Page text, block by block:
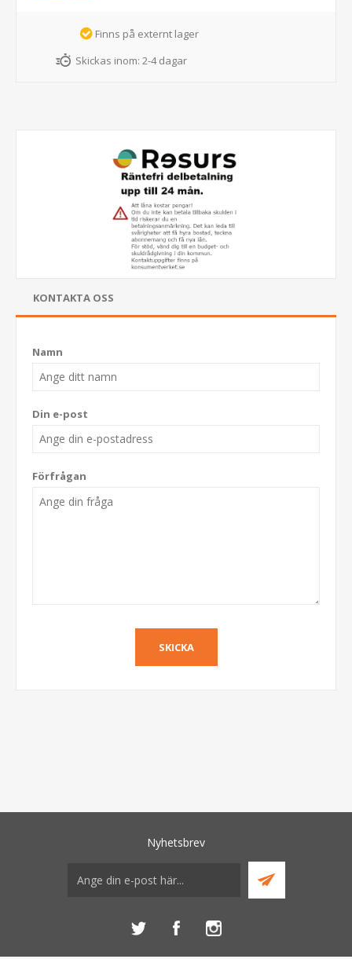
Finns på externt lager
Skickas inom: 2-4 dagar
KONTAKTA OSS
Namn
Din e-post
Förfrågan
Nyhetsbrev